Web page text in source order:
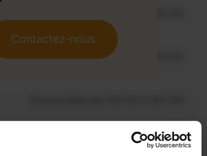
Disponible de 00:00 à 00:00
Disponible de 00:00 à 00:00
Contactez-nous